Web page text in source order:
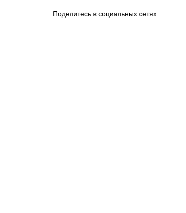
Поделитесь в социальных сетях